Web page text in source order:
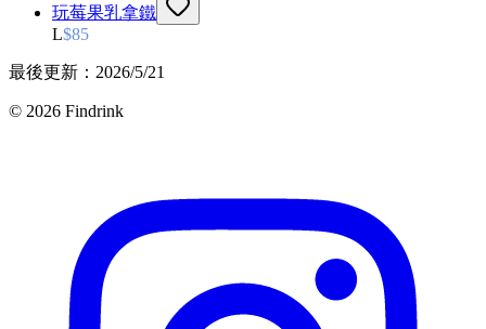
玩莓果乳拿鐵
L$85
最後更新： 2026/5/21
© 2026 Findrink